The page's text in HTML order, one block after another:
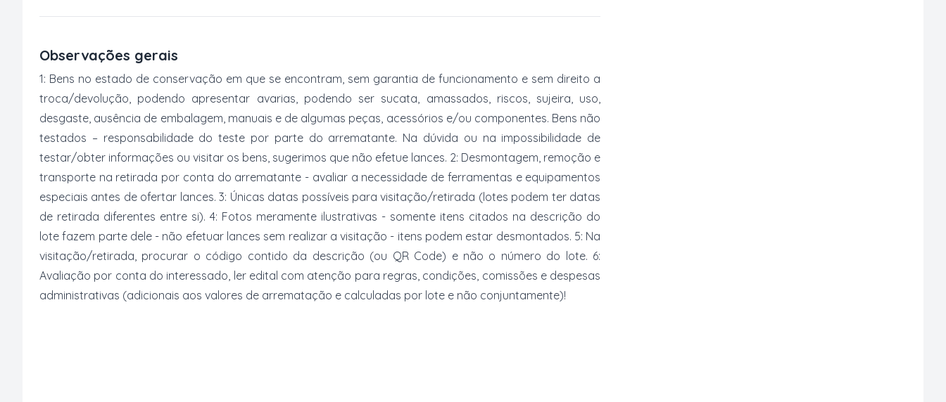
Observações gerais
1: Bens no estado de conservação em que se encontram, sem garantia de funcionamento e sem direito a
troca/devolução, podendo apresentar avarias, podendo ser sucata, amassados, riscos, sujeira, uso,
desgaste, ausência de embalagem, manuais e de algumas peças, acessórios e/ou componentes. Bens não
testados – responsabilidade do teste por parte do arrematante. Na dúvida ou na impossibilidade de
testar/obter informações ou visitar os bens, sugerimos que não efetue lances. 2: Desmontagem, remoção e
transporte na retirada por conta do arrematante - avaliar a necessidade de ferramentas e equipamentos
especiais antes de ofertar lances. 3: Únicas datas possíveis para visitação/retirada (lotes podem ter datas
de retirada diferentes entre si). 4: Fotos meramente ilustrativas - somente itens citados na descrição do
lote fazem parte dele - não efetuar lances sem realizar a visitação - itens podem estar desmontados. 5: Na
visitação/retirada, procurar o código contido da descrição (ou QR Code) e não o número do lote. 6:
Avaliação por conta do interessado, ler edital com atenção para regras, condições, comissões e despesas
administrativas (adicionais aos valores de arrematação e calculadas por lote e não conjuntamente)!